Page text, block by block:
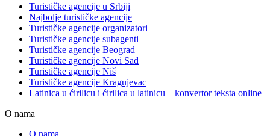
Turističke agencije u Srbiji
Najbolje turističke agencije
Turističke agencije organizatori
Turističke agencije subagenti
Turističke agencije Beograd
Turističke agencije Novi Sad
Turističke agencije Niš
Turističke agencije Kragujevac
Latinica u ćirilicu i ćirilica u latinicu – konvertor teksta online
O nama
O nama